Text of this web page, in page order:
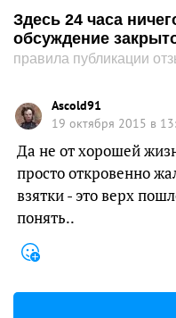
Здесь 24 часа
обсуждение
правила публикации
Ascold91
19 октября 2015 в
Да не от хорошей
просто откровенно
взятки - это верх
понять..